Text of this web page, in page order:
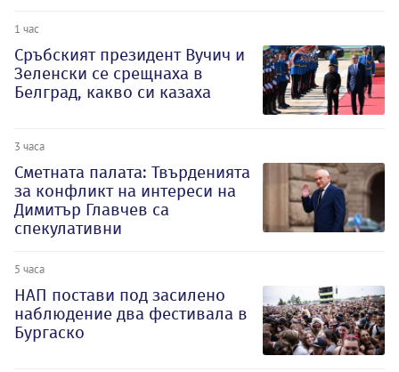
1 час
Сръбският президент Вучич и
Зеленски се срещнаха в
Белград, какво си казаха
3 часа
Сметната палата: Твърденията
за конфликт на интереси на
Димитър Главчев са
спекулативни
5 часа
НАП постави под засилено
наблюдение два фестивала в
Бургаско